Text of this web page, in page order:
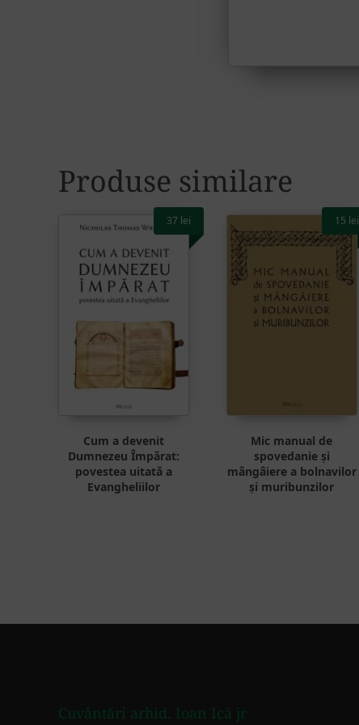
Produse similare
Cum a devenit
Dumnezeu Împărat:
povestea uitată a
Evangheliilor
37 lei
Mic manual de
spovedanie și
mângâiere a bolnavilor
și muribunzilor
15 lei
Cuvântări arhid. Ioan Ică jr